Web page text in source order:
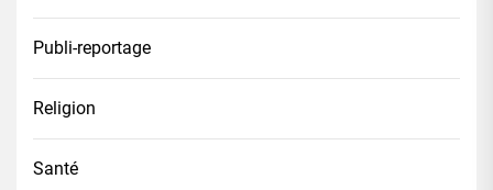
Publi-reportage
Religion
Santé